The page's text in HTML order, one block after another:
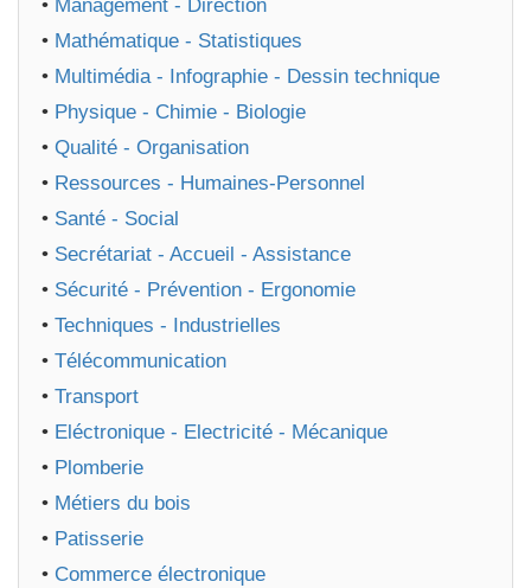
• Management - Direction
• Mathématique - Statistiques
• Multimédia - Infographie - Dessin technique
• Physique - Chimie - Biologie
• Qualité - Organisation
• Ressources - Humaines-Personnel
• Santé - Social
• Secrétariat - Accueil - Assistance
• Sécurité - Prévention - Ergonomie
• Techniques - Industrielles
• Télécommunication
• Transport
• Eléctronique - Electricité - Mécanique
• Plomberie
• Métiers du bois
• Patisserie
• Commerce électronique